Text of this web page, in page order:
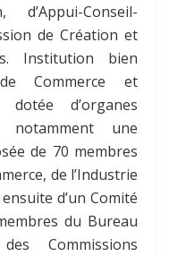
Conseil-
de Création et
Institution bien
Commerce et
d’organes
notamment une
de 70 membres
de l’Industrie
d’un Comité
du Bureau
Commissions